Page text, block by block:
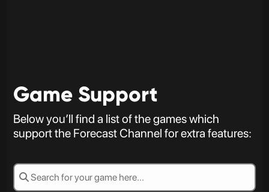
Game Support
Below you’ll find a list of the games which
support the Forecast Channel for extra features: